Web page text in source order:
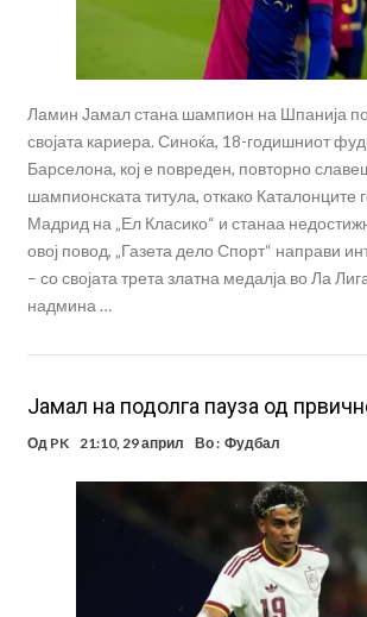
Ламин Јамал стана шампион на Шпанија по
својата кариера. Синоќа, 18-годишниот
Барселона, кој е повреден, повторно
шампионската титула, откако Каталонците
Мадрид на „Ел Класико“ и станаа
овој повод, „Газета дело Спорт“ направи
– со својата трета златна медалја во Ла
надмина …
Јамал на подолга пауза од
Од PK 21:10, 29 април Во : Фудбал